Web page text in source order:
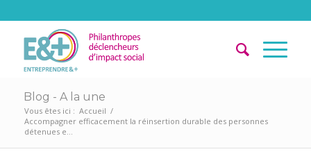
Blog - A la une
Vous êtes ici : Accueil /
Accompagner efficacement la réinsertion durable des personnes
détenues e...